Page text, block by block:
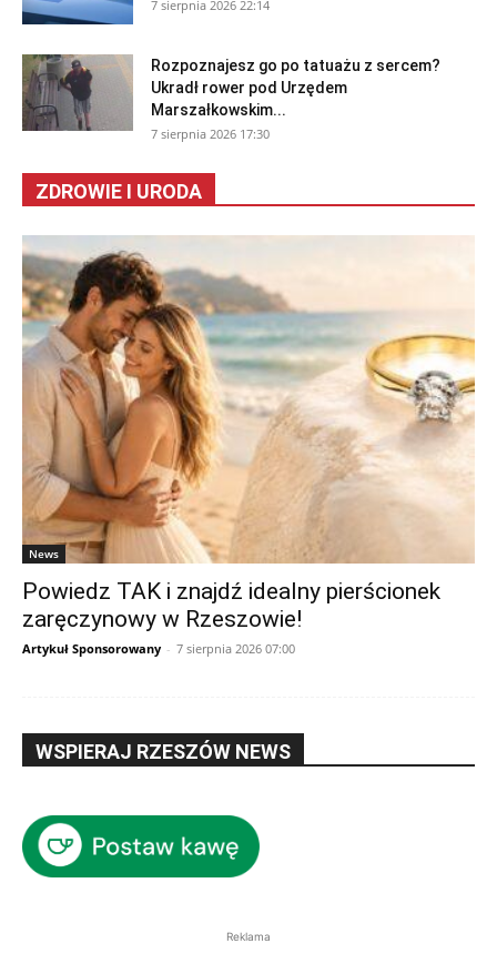
7 sierpnia 2026 22:14
Rozpoznajesz go po tatuażu z sercem?
Ukradł rower pod Urzędem
Marszałkowskim...
7 sierpnia 2026 17:30
ZDROWIE I URODA
News
Powiedz TAK i znajdź idealny pierścionek
zaręczynowy w Rzeszowie!
Artykuł Sponsorowany - 7 sierpnia 2026 07:00
WSPIERAJ RZESZÓW NEWS
Reklama